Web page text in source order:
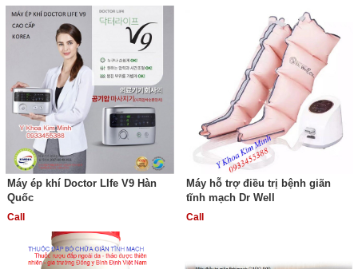
Máy ép khí Doctor LIfe V9 Hàn
Quốc
Call
Máy hỗ trợ điều trị bệnh giãn
tĩnh mạch Dr Well
Call